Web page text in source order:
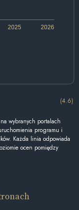
2026
2025
(4.6)
wybranych portalach
programu i
Każda linia odpowiada
ocen pomiędzy